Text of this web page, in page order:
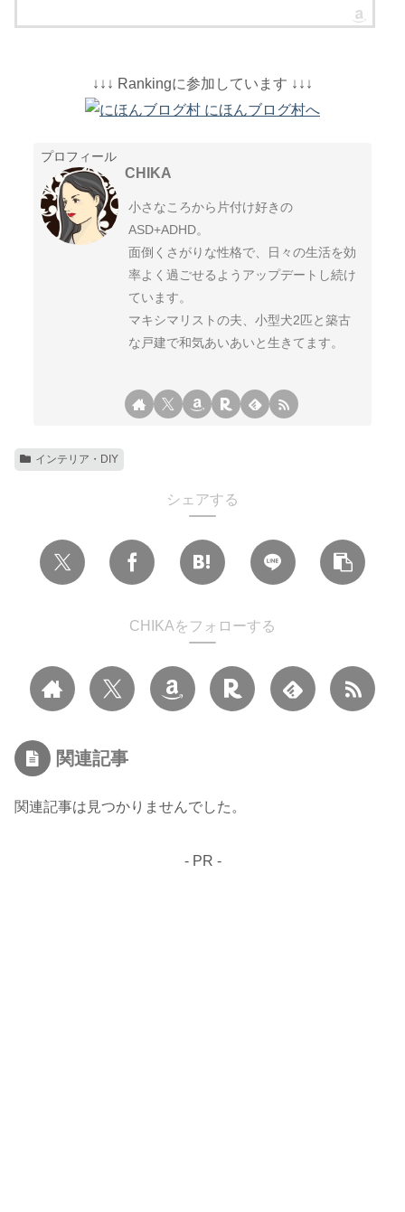
↓↓↓ Rankingに参加しています ↓↓↓
プロフィール
CHIKA
小さなころから片付け好きの
ASD+ADHD。
面倒くさがりな性格で、日々の生活を効
率よく過ごせるようアップデートし続け
ています。
マキシマリストの夫、小型犬2匹と築古
な戸建で和気あいあいと生きてます。
インテリア・DIY
シェアする
CHIKAをフォローする
関連記事
関連記事は見つかりませんでした。
- PR -